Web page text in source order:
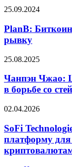
о
с
Robinhood
PlanB:
набирает
силу
и
к
25.09.2024
PlanB:
рывку
Чанпэн
Цифровые
валюты
ЦБ
в
со
стейблкоинами
25.08.2025
Чанпэн Чжао:
в борьбе со
SoFi
запускает
первую
в
стране
02.04.2026
SoFi
платформу